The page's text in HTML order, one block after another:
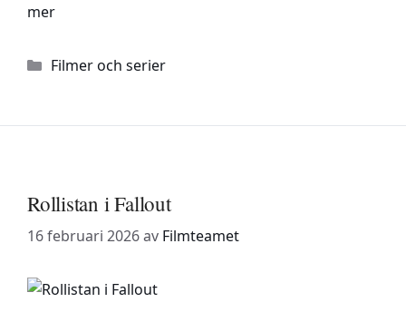
mer
Kategorier
Filmer och serier
Rollistan i Fallout
16 februari 2026av Filmteamet